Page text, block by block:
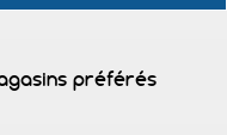
préférés